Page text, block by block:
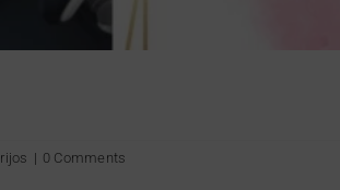
| 0 Comments